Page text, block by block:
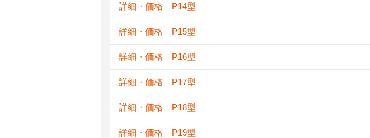
詳細・価格 P14型
詳細・価格 P15型
詳細・価格 P16型
詳細・価格 P17型
詳細・価格 P18型
詳細・価格 P19型